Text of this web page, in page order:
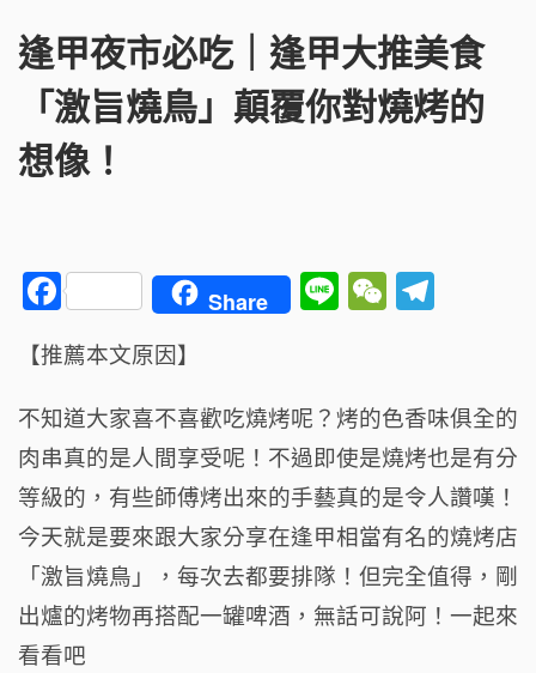
逢甲夜市必吃｜逢甲大推美食
「激旨燒鳥」顛覆你對燒烤的
想像！
F
c
e
b
o
o
k
Share
Li W
h
a
t
g
ra
m
【推薦本文原因】
不知道大家喜不喜歡吃燒烤呢？烤的色香味俱全的
肉串真的是人間享受呢！不過即使是燒烤也是有分
等級的，有些師傅烤出來的手藝真的是令人讚嘆！
今天就是要來跟大家分享在逢甲相當有名的燒烤店
「激旨燒鳥」，每次去都要排隊！但完全值得，剛
出爐的烤物再搭配一罐啤酒，無話可說阿！一起來
看看吧